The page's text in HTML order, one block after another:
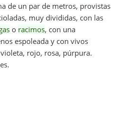
de un par de metros, provistas
muy divididas, con las
o racimos, con una
espoleada y con vivos
rojo, rosa, púrpura.